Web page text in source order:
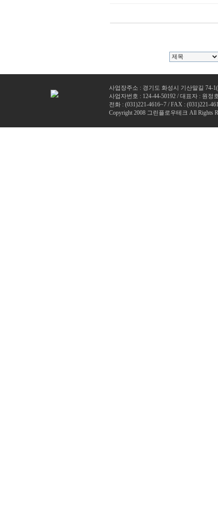
사업장주소 : 경기도 화성시 기산말길 74-
사업자번호 : 124-44-50192 / 대표자 : 원정
전화 : (031)221-4616~7 / FAX : (031)221-
Copyright 2008 그린플로우테크 All Rights